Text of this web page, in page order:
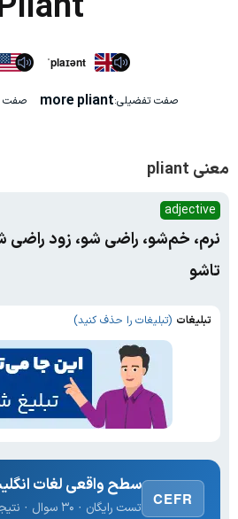
ˈplaɪənt
صفت تفضیلی:more pliant صفت
معنی pliant
adjective
نرم، خم‌شو، راضی شو، زود راضی
تاشو
تبلیغات (تبلیغات را حذف کنید)
CEFR
سطح واقعی لغات
تست رایگان · ۳۰ سوال · نتیجه فوری